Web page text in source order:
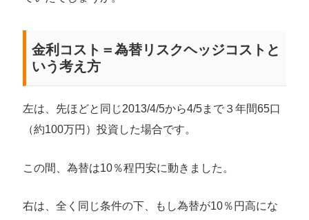
金利コスト＝為替リスクヘッジコストと
いう考え方
左は、先ほどと同じ2013/4/5から4/5まで３年間65口
（約100万円）投資した場合です。
この間、為替は10％程円安に動きました。
右は、全く同じ条件の下、もし為替が10％円高にな